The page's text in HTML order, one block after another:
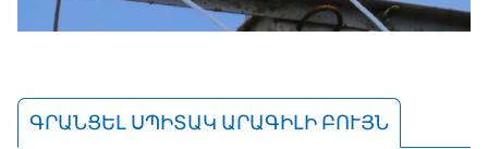
ԳՐԱՆՑԵԼ ՍՊԻՏԱԿ ԱՐԱԳԻԼԻ ԲՈՒՅՆ